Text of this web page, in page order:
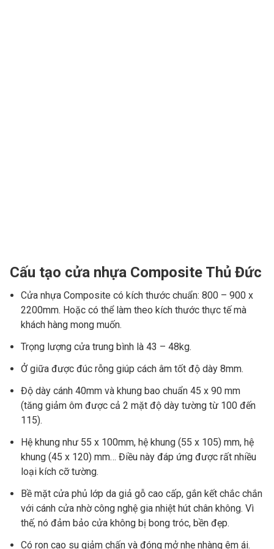
Cấu tạo cửa nhựa Composite Thủ Đức
Cửa nhựa Composite có kích thước chuẩn: 800 – 900 x
2200mm. Hoặc có thể làm theo kích thước thực tế mà
khách hàng mong muốn.
Trọng lượng cửa trung bình là 43 – 48kg.
Ở giữa được đúc rỗng giúp cách âm tốt độ dày 8mm.
Độ dày cánh 40mm và khung bao chuẩn 45 x 90 mm
(tăng giảm ôm được cả 2 mặt độ dày tường từ 100 đến
115).
Hệ khung như 55 x 100mm, hệ khung (55 x 105) mm, hệ
khung (45 x 120) mm… Điều này đáp ứng được rất nhiều
loại kích cỡ tường.
Bề mặt cửa phủ lớp da giả gỗ cao cấp, gắn kết chắc chắn
với cánh cửa nhờ công nghệ gia nhiệt hút chân không. Vì
thế, nó đảm bảo cửa không bị bong tróc, bền đẹp.
Có ron cao su giảm chấn và đóng mở nhẹ nhàng êm ái.